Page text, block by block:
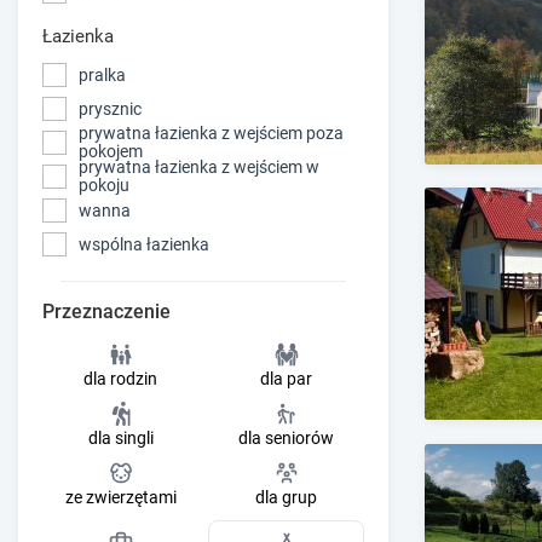
Łazienka
pralka
prysznic
prywatna łazienka z wejściem poza
pokojem
prywatna łazienka z wejściem w
pokoju
wanna
wspólna łazienka
Przeznaczenie
dla rodzin dla par
dla singli dla seniorów
ze zwierzętami dla grup